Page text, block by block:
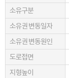
소유구분
소유권 변동일자
소유권 변동원인
도로접면
지형높이